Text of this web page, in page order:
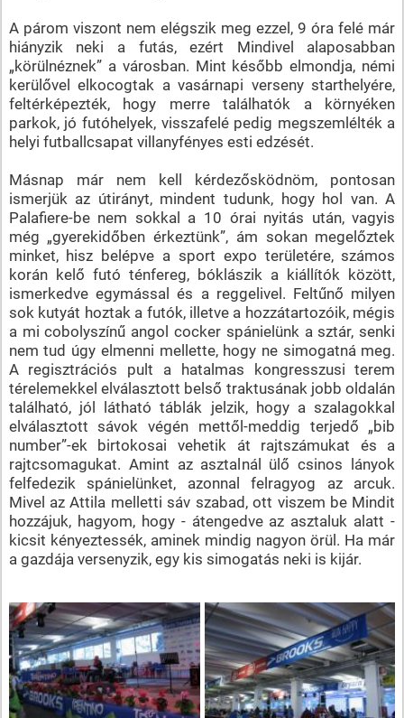
A párom viszont nem elégszik meg ezzel, 9 óra felé már
hiányzik neki a futás, ezért Mindivel alaposabban
„körülnéznek” a városban. Mint később elmondja, némi
kerülővel elkocogtak a vasárnapi verseny starthelyére,
feltérképezték, hogy merre találhatók a környéken
parkok, jó futóhelyek, visszafelé pedig megszemlélték a
helyi futballcsapat villanyfényes esti edzését.
Másnap már nem kell kérdezősködnöm, pontosan
ismerjük az útirányt, mindent tudunk, hogy hol van. A
Palafiere-be nem sokkal a 10 órai nyitás után, vagyis
még „gyerekidőben érkeztünk”, ám sokan megelőztek
minket, hisz belépve a sport expo területére, számos
korán kelő futó ténfereg, bóklászik a kiállítók között,
ismerkedve egymással és a reggelivel. Feltűnő milyen
sok kutyát hoztak a futók, illetve a hozzátartozóik, mégis
a mi cobolyszínű angol cocker spánielünk a sztár, senki
nem tud úgy elmenni mellette, hogy ne simogatná meg.
A regisztrációs pult a hatalmas kongresszusi terem
térelemekkel elválasztott belső traktusának jobb oldalán
található, jól látható táblák jelzik, hogy a szalagokkal
elválasztott sávok végén mettől-meddig terjedő „bib
number”-ek birtokosai vehetik át rajtszámukat és a
rajtcsomagukat. Amint az asztalnál ülő csinos lányok
felfedezik spánielünket, azonnal felragyog az arcuk.
Mivel az Attila melletti sáv szabad, ott viszem be Mindit
hozzájuk, hagyom, hogy - átengedve az asztaluk alatt -
kicsit kényeztessék, aminek mindig nagyon örül. Ha már
a gazdája versenyzik, egy kis simogatás neki is kijár.